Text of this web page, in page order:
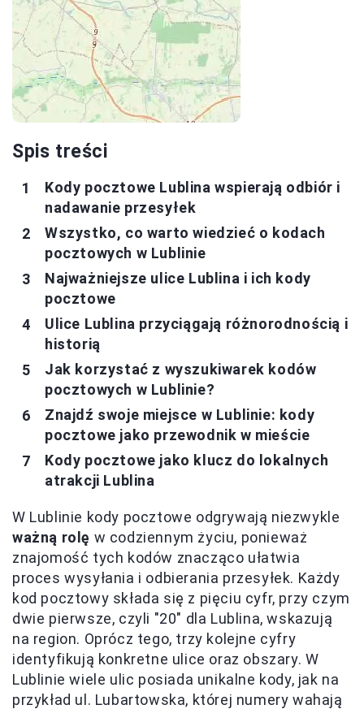
Spis treści
Kody pocztowe Lublina wspierają odbiór i
nadawanie przesyłek
Wszystko, co warto wiedzieć o kodach
pocztowych w Lublinie
Najważniejsze ulice Lublina i ich kody
pocztowe
Ulice Lublina przyciągają różnorodnością i
historią
Jak korzystać z wyszukiwarek kodów
pocztowych w Lublinie?
Znajdź swoje miejsce w Lublinie: kody
pocztowe jako przewodnik w mieście
Kody pocztowe jako klucz do lokalnych
atrakcji Lublina
W Lublinie kody pocztowe odgrywają niezwykle
ważną rolę w codziennym życiu, ponieważ
znajomość tych kodów znacząco ułatwia
proces wysyłania i odbierania przesyłek. Każdy
kod pocztowy składa się z pięciu cyfr, przy czym
dwie pierwsze, czyli "20" dla Lublina, wskazują
na region. Oprócz tego, trzy kolejne cyfry
identyfikują konkretne ulice oraz obszary. W
Lublinie wiele ulic posiada unikalne kody, jak na
przykład ul. Lubartowska, której numery wahają